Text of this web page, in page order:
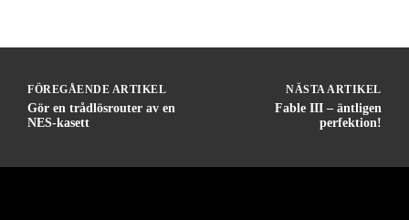
FÖREGÅENDE ARTIKEL
Gör en trådlösrouter av en
NES-kasett
NÄSTA ARTIKEL
Fable III – äntligen
perfektion!